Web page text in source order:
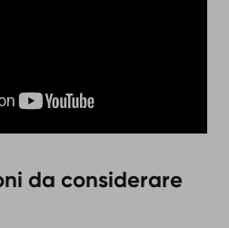
da considerare